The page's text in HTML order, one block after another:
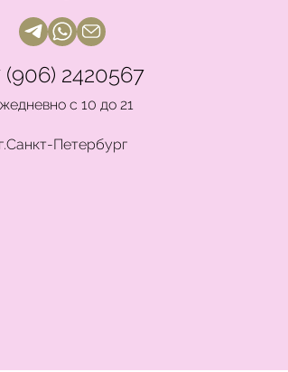
(906) 2420567
с 10 до 21
г.Санкт-Петербург